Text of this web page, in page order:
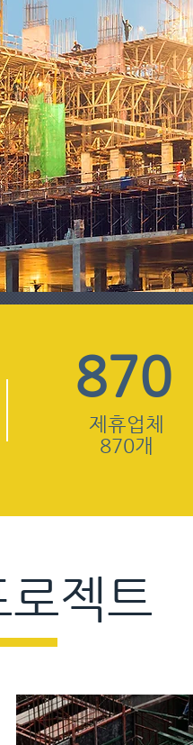
870
제휴업체
870개
젝트